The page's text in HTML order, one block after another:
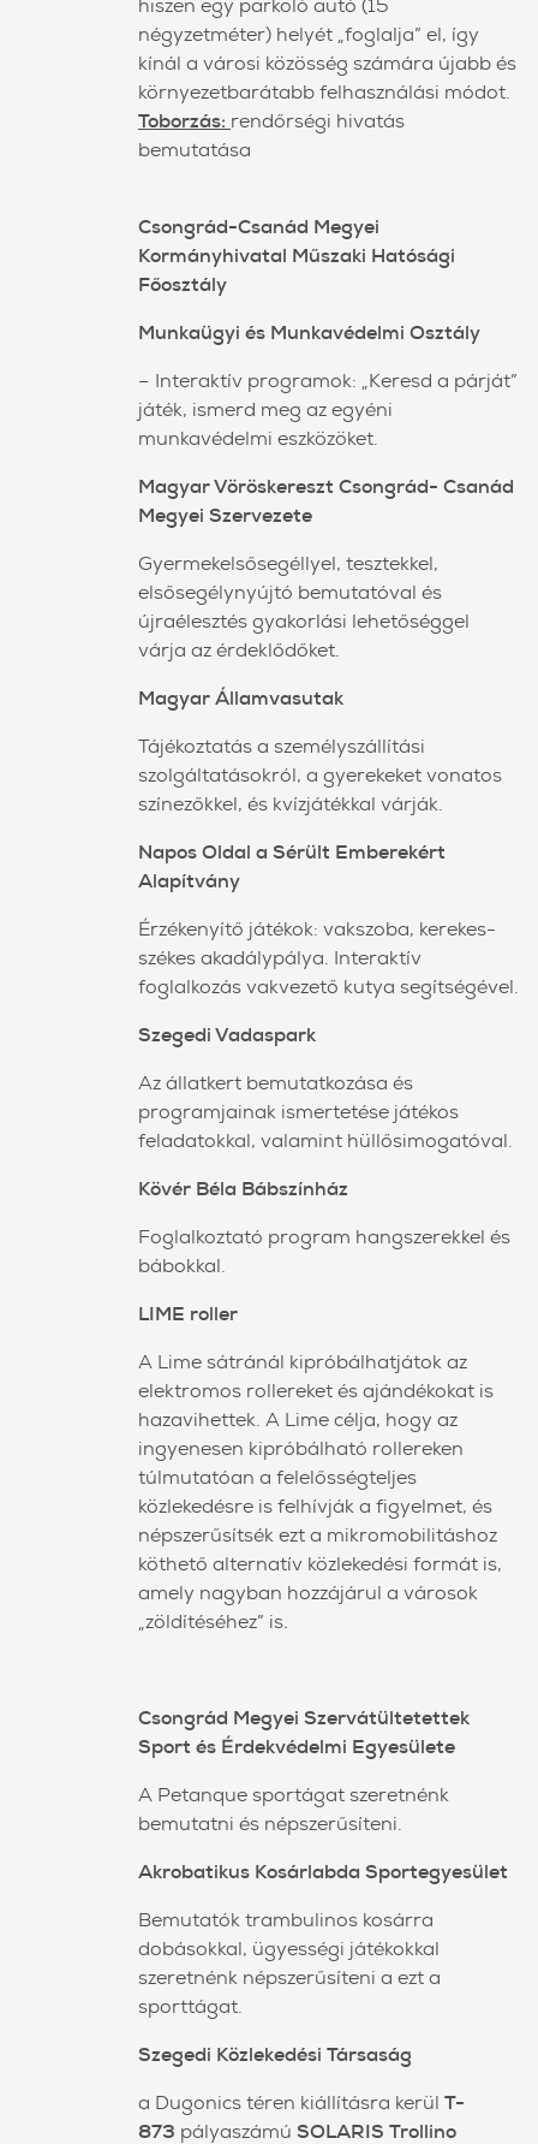
hiszen egy parkoló autó (15
négyzetméter) helyét „foglalja” el, így
kínál a városi közösség számára újabb és
környezetbarátabb felhasználási módot.
Toborzás: rendőrségi hivatás
bemutatása
Csongrád-Csanád Megyei
Kormányhivatal Műszaki Hatósági
Főosztály
Munkaügyi és Munkavédelmi Osztály
– Interaktív programok: „Keresd a párját”
játék, ismerd meg az egyéni
munkavédelmi eszközöket.
Magyar Vöröskereszt Csongrád- Csanád
Megyei Szervezete
Gyermekelsősegéllyel, tesztekkel,
elsősegélynyújtó bemutatóval és
újraélesztés gyakorlási lehetőséggel
várja az érdeklődőket.
Magyar Államvasutak
Tájékoztatás a személyszállítási
szolgáltatásokról, a gyerekeket vonatos
színezőkkel, és kvízjátékkal várják.
Napos Oldal a Sérült Emberekért
Alapítvány
Érzékenyítő játékok: vakszoba, kerekes-
székes akadálypálya. Interaktív
foglalkozás vakvezető kutya segítségével.
Szegedi Vadaspark
Az állatkert bemutatkozása és
programjainak ismertetése játékos
feladatokkal, valamint hüllősimogatóval.
Kövér Béla Bábszínház
Foglalkoztató program hangszerekkel és
bábokkal.
LIME roller
A Lime sátránál kipróbálhatjátok az
elektromos rollereket és ajándékokat is
hazavihettek. A Lime célja, hogy az
ingyenesen kipróbálható rollereken
túlmutatóan a felelősségteljes
közlekedésre is felhívják a figyelmet, és
népszerűsítsék ezt a mikromobilitáshoz
köthető alternatív közlekedési formát is,
amely nagyban hozzájárul a városok
„zöldítéséhez” is.
Csongrád Megyei Szervátültetettek
Sport és Érdekvédelmi Egyesülete
A Petanque sportágat szeretnénk
bemutatni és népszerűsíteni.
Akrobatikus Kosárlabda Sportegyesület
Bemutatók trambulinos kosárra
dobásokkal, ügyességi játékokkal
szeretnénk népszerűsíteni a ezt a
sporttágat.
Szegedi Közlekedési Társaság
a Dugonics téren kiállításra kerül T-
873 pályaszámú SOLARIS Trollino